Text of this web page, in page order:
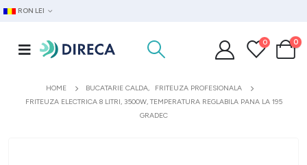
RON LEI
0 0
HOME BUCATARIE CALDA,
FRITEUZA PROFESIONALA
FRITEUZA ELECTRICA 8 LITRI, 3500W, TEMPERATURA REGLABILA PANA LA 195
GRADEC